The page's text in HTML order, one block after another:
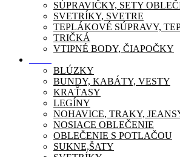
SÚPRAVIČKY, SETY
SVETRÍKY, SVETRE
TEPLÁKOVÉ SÚPRAVY,
TRIČKÁ
VTIPNÉ BODY, ČIAPOČKY
BLÚZKY
BUNDY, KABÁTY, VESTY
KRAŤASY
LEGÍNY
NOHAVICE, TRAKY,
NOSIACE OBLEČENIE
OBLEČENIE S POTLAČOU
SUKNE,ŠATY